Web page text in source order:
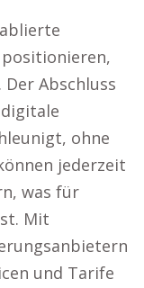
Abschluss
ohne
jederzeit
was für
Mit
und Tarife